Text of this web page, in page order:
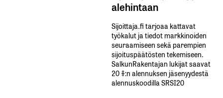
alehintaan
Sijoittaja.fi tarjoaa kattavat
työkalut ja tiedot markkinoiden
seuraamiseen sekä parempien
sijoituspäätösten tekemiseen.
SalkunRakentajan lukijat saavat
20 %:n alennuksen jäsenyydestä
alennuskoodilla SRSI20